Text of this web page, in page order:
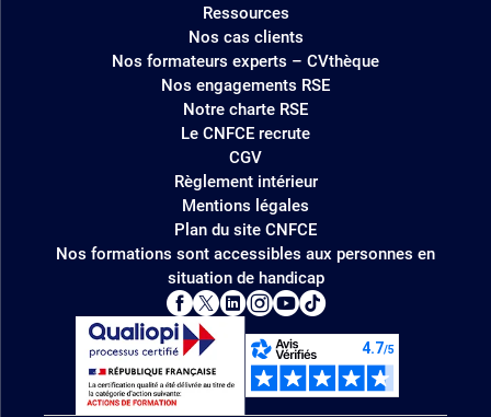
Ressources
Nos cas clients
Nos formateurs experts – CVthèque
Nos engagements RSE
Notre charte RSE
Le CNFCE recrute
CGV
Règlement intérieur
Mentions légales
Plan du site CNFCE
Nos formations sont accessibles aux personnes en
situation de handicap